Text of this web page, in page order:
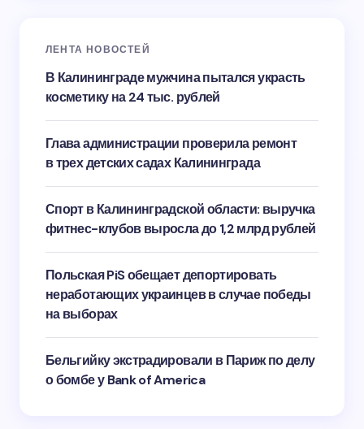
ЛЕНТА НОВОСТЕЙ
В Калининграде мужчина пытался украсть
косметику на 24 тыс. рублей
Глава администрации проверила ремонт
в трех детских садах Калининграда
Спорт в Калининградской области: выручка
фитнес-клубов выросла до 1,2 млрд рублей
Польская PiS обещает депортировать
неработающих украинцев в случае победы
на выборах
Бельгийку экстрадировали в Париж по делу
о бомбе у Bank of America